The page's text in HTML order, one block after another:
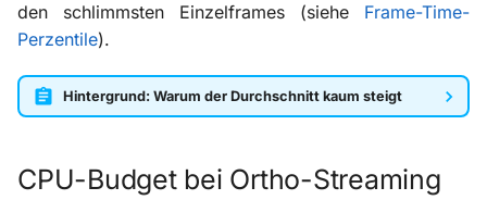
den schlimmsten Einzelframes (siehe Frame-Time-
Perzentile).
Hintergrund: Warum der Durchschnitt kaum steigt
CPU-Budget bei Ortho-Streaming